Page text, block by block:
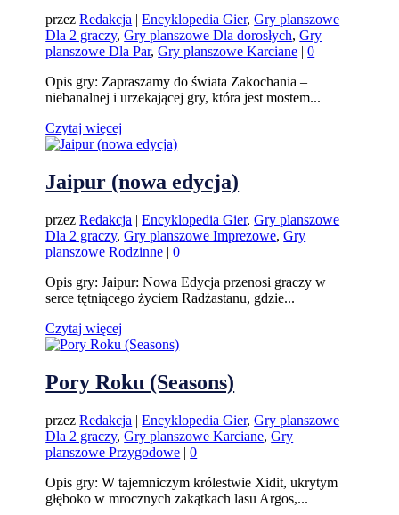
przezRedakcja |Encyklopedia Gier,Gry planszowe
Dla 2 graczy,Gry planszowe Dla dorosłych,Gry
planszowe Dla Par,Gry planszowe Karciane |0
Opis gry: Zapraszamy do świata Zakochania –
niebanalnej i urzekającej gry, która jest mostem...
Czytaj więcej
Jaipur (nowa edycja)
przezRedakcja |Encyklopedia Gier,Gry planszowe
Dla 2 graczy,Gry planszowe Imprezowe,Gry
planszowe Rodzinne |0
Opis gry: Jaipur: Nowa Edycja przenosi graczy w
serce tętniącego życiem Radżastanu, gdzie...
Czytaj więcej
Pory Roku (Seasons)
przezRedakcja |Encyklopedia Gier,Gry planszowe
Dla 2 graczy,Gry planszowe Karciane,Gry
planszowe Przygodowe |0
Opis gry: W tajemniczym królestwie Xidit, ukrytym
głęboko w mrocznych zakątkach lasu Argos,...